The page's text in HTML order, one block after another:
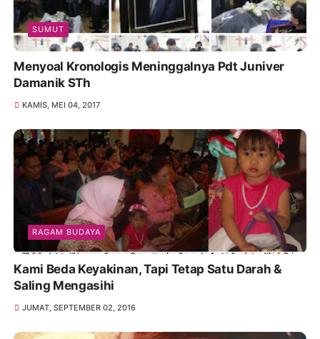
SUMUT
Menyoal Kronologis Meninggalnya Pdt Juniver
Damanik STh
KAMIS, MEI 04, 2017
RAGAM BUDAYA
Kami Beda Keyakinan, Tapi Tetap Satu Darah &
Saling Mengasihi
JUMAT, SEPTEMBER 02, 2016